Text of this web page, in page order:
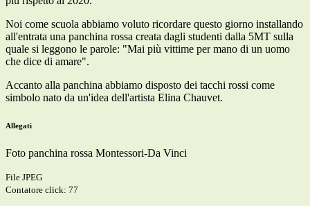
Noi come scuola abbiamo voluto ricordare questo giorno installando
all'entrata una panchina rossa creata dagli studenti dalla 5MT sulla
quale si leggono le parole: "Mai più vittime per mano di un uomo
che dice di amare".
Accanto alla panchina abbiamo disposto dei tacchi rossi come
simbolo nato da un'idea dell'artista Elina Chauvet.
Allegati
Foto panchina rossa Montessori-Da Vinci
File JPEG
Contatore click: 77